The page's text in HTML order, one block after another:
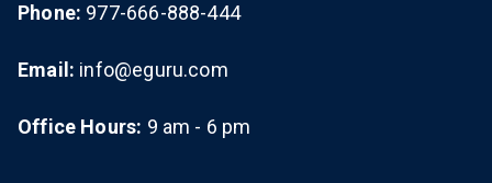
Phone: 977-666-888-444
Email: info@eguru.com
Office Hours: 9 am - 6 pm